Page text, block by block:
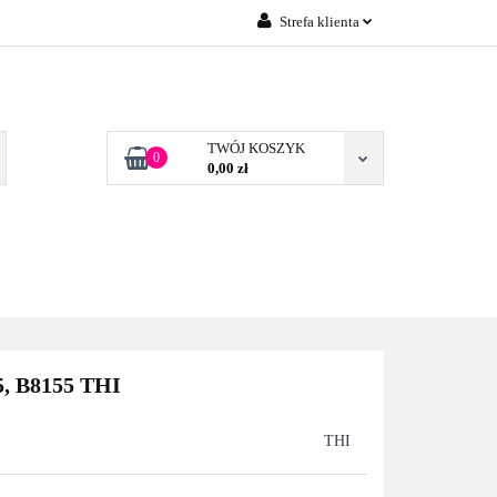
Strefa klienta
Dodaj zgłoszenie
0
TWÓJ KOSZYK
0,00 zł
B8155 THI
THI